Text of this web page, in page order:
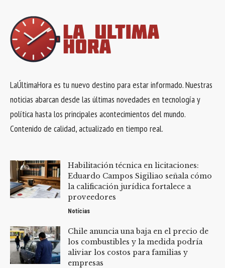
LaÚltimaHora es tu nuevo destino para estar informado. Nuestras
noticias abarcan desde las últimas novedades en tecnología y
política hasta los principales acontecimientos del mundo.
Contenido de calidad, actualizado en tiempo real.
Habilitación técnica en licitaciones:
Eduardo Campos Sigiliao señala cómo
la calificación jurídica fortalece a
proveedores
Notícias
Chile anuncia una baja en el precio de
los combustibles y la medida podría
aliviar los costos para familias y
empresas